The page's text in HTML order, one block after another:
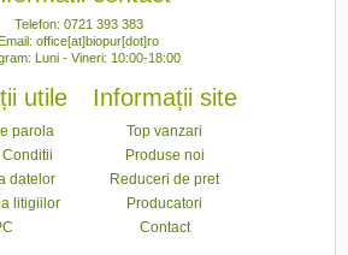
Telefon: 0721 393 383
office[at]biopur[dot]ro
Luni - Vineri: 10:00-18:00
utile
parola
datelor
litigiilor
Informații site
Top vanzari
Produse noi
Reduceri de pret
Producatori
Contact